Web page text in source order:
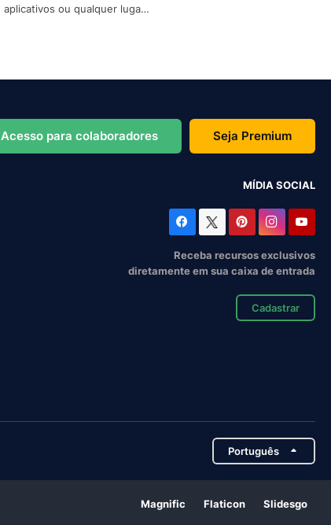
aplicativos ou qualquer lugar
Acesso para colaboradores Seja Premium
MÍDIA SOCIAL
Receba recursos exclusivos
diretamente em sua caixa de entrada
Cadastrar
Português
Magnific Flaticon Slidesgo